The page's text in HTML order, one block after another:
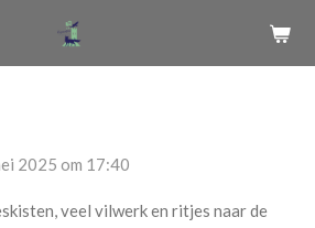
2025 om 17:40
veel vilwerk en ritjes naar de